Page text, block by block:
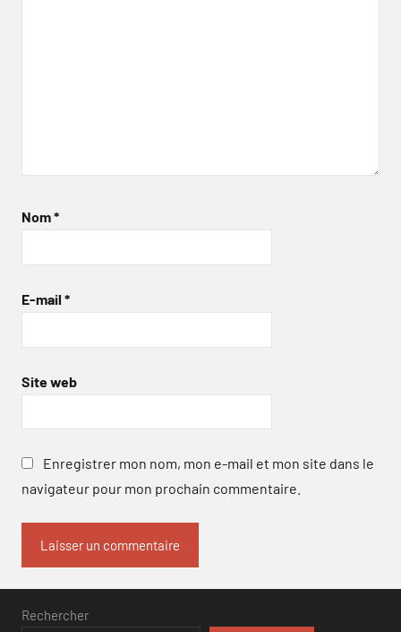
Nom*
E-mail *
Site web
Enregistrer mon nom, mon e-mail et mon site dans le
navigateur pour mon prochain commentaire.
Rechercher